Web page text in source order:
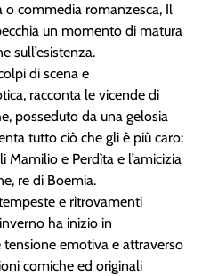
o commedia romanzesca, Il
un momento di matura
sull’esistenza.
di scena e
racconta le vicende di
posseduto da una gelosia
tutto ciò che gli è più caro:
Mamilio e Perdìta e l’amicizia
re di Boemia.
e ritrovamenti
ha inizio in
tensione emotiva e attraverso
comiche ed originali